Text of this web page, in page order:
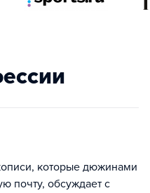
которые дюжинами
почту, обсуждает с